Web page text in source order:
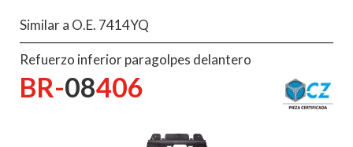
Similar a O.E. 7414YQ
Refuerzo inferior paragolpes delantero
BR-08406